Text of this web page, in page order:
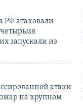
РФ атаковали
запускали из
атаки
на крупном